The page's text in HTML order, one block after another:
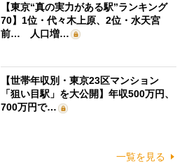
【東京“真の実力がある駅”ランキング
70】1位・代々木上原、2位・水天宮
前… 人口増…
【世帯年収別・東京23区マンション
「狙い目駅」を大公開】年収500万円、
700万円で…
一覧を見る